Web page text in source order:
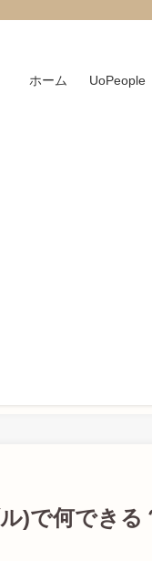
ホーム UoPeople
)で何できる